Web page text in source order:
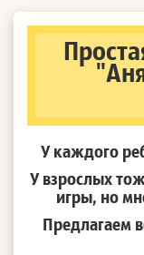
У каждого
У взрослых
игры, но
Предлагаем